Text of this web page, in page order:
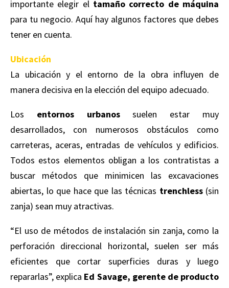
importante elegir el tamaño correcto de máquina
para tu negocio. Aquí hay algunos factores que debes
tener en cuenta.
Ubicación
La ubicación y el entorno de la obra influyen de
manera decisiva en la elección del equipo adecuado.
Los entornos urbanossuelen estar muy
desarrollados, con numerosos obstáculos como
carreteras, aceras, entradas de vehículos y edificios.
Todos estos elementos obligan a los contratistas a
buscar métodos que minimicen las excavaciones
abiertas, lo que hace que las técnicas trenchless(sin
zanja) sean muy atractivas.
“El uso de métodos de instalación sin zanja, como la
perforación direccional horizontal, suelen ser más
eficientes que cortar superficies duras y luego
repararlas”, explica Ed Savage, gerente de producto